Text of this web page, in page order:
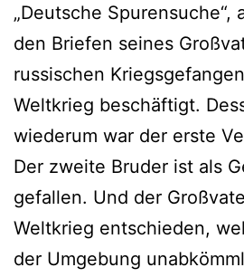
„Deutsche Spurensuche“,
den Briefen seines
russischen
Weltkrieg beschäftigt.
wiederum war der erste
Der zweite Bruder ist als
gefallen. Und der
Weltkrieg entschieden,
der Umgebung